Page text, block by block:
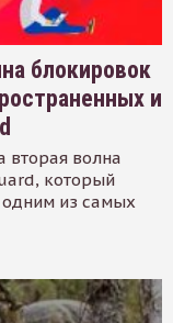
блокировок
и
вторая волна
который
одним из самых